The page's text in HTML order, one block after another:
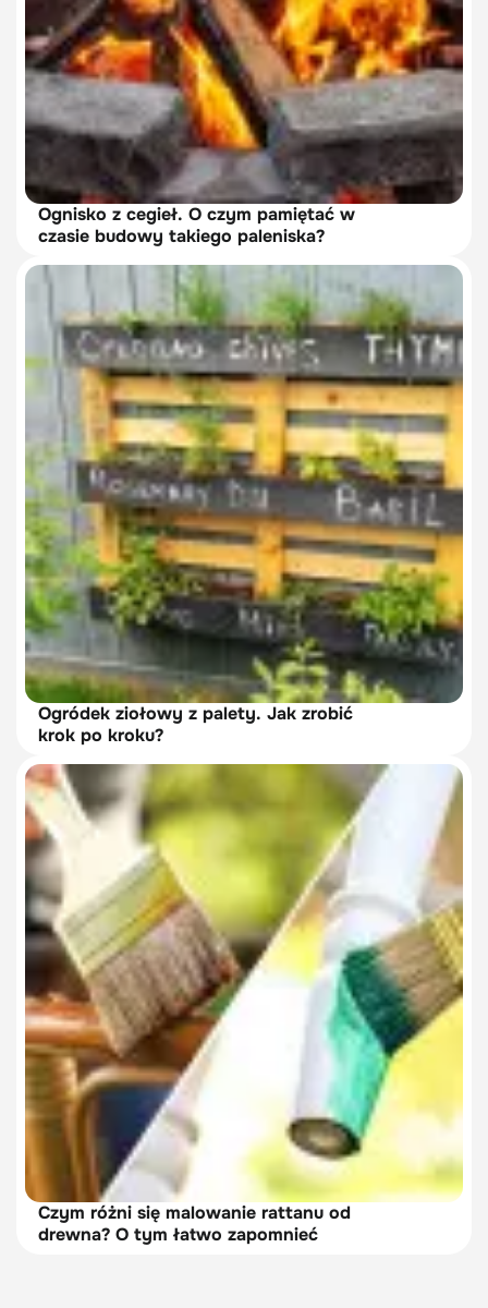
Ognisko z cegieł. O czym pamiętać w
czasie budowy takiego paleniska?
Ogródek ziołowy z palety. Jak zrobić
krok po kroku?
Czym różni się malowanie rattanu od
drewna? O tym łatwo zapomnieć